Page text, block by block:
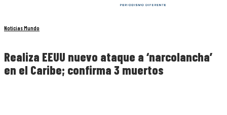
Noticias Mundo
Realiza EEUU nuevo ataque a ‘narcolancha’
en el Caribe; confirma 3 muertos